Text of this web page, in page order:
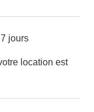
jours
location est